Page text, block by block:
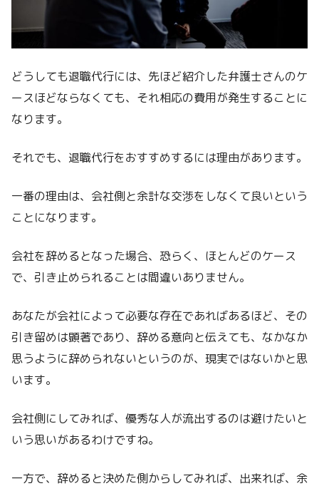
どうしても退職代行には、先ほど紹介した弁護士さんのケ
ースほどならなくても、それ相応の費用が発生することに
なります。
それでも、退職代行をおすすめするには理由があります。
一番の理由は、会社側と余計な交渉をしなくて良いという
ことになります。
会社を辞めるとなった場合、恐らく、ほとんどのケース
で、引き止められることは間違いありません。
あなたが会社によって必要な存在であればあるほど、その
引き留めは顕著であり、辞める意向と伝えても、なかなか
思うように辞められないというのが、現実ではないかと思
います。
会社側にしてみれば、優秀な人が流出するのは避けたいと
いう思いがあるわけですね。
一方で、辞めると決めた側からしてみれば、出来れば、余